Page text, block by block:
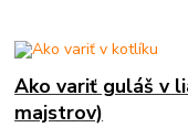
Ako variť guláš v
majstrov)